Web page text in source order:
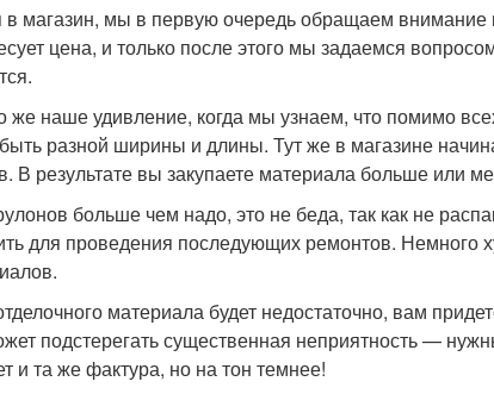
магазин, мы в первую очередь обращаем внимание
цена, и только после этого мы задаемся
же наше удивление, когда мы узнаем, что помимо
разной ширины и длины. Тут же в магазине
В результате вы закупаете материала больше или
больше чем надо, это не беда, так как не
для проведения последующих ремонтов. Немного
материала будет недостаточно, вам
подстерегать существенная неприятность —
и та же фактура, но на тон темнее!